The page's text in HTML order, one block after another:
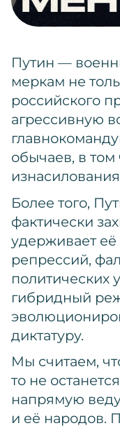
Путин —
меркам не
российского
агрессивную
обычаев, в том
Более того,
фактически
удерживает
репрессий,
политических
гибридный
диктатуру.
Мы считаем,
то не
напрямую
и её народов.